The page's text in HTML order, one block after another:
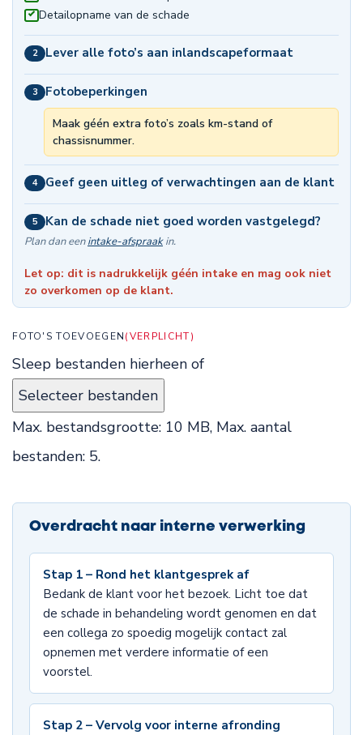
Detailopname van de schade
2 Lever alle foto’s aan inlandscapeformaat
3 Fotobeperkingen
Maak géén extra foto’s zoals km-stand of
chassisnummer.
4 Geef geen uitleg of verwachtingen aan de klant
5 Kan de schade niet goed worden vastgelegd?
Plan dan eenintake-afspraakin.
Let op: dit is nadrukkelijk géén intake en mag ook niet
zo overkomen op de klant.
FOTO'S TOEVOEGEN(VERPLICHT)
Sleep bestanden hierheen of
Selecteer bestanden
Max. bestandsgrootte: 10 MB, Max. aantal
bestanden: 5.
Overdracht naar interne verwerking
Stap 1 – Rond het klantgesprek af
Bedank de klant voor het bezoek. Licht toe dat
de schade in behandeling wordt genomen en dat
een collega zo spoedig mogelijk contact zal
opnemen met verdere informatie of een
voorstel.
Stap 2 – Vervolg voor interne afronding